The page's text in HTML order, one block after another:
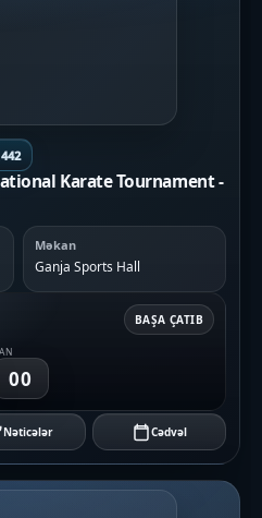
442
Karate Tournament -
Məkan
Ganja Sports Hall
BAŞA ÇATIB
00
Nəticələr Cədvəl